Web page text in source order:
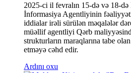
2025-ci il fevralın 15-də və 18-də
İnformasiya Agentliyinin
iddialar irəli sürülən məqalələr
müəllif agentliyi Qərb
strukturların maraqlarına tabe
etməyə cəhd edir.
Ardını oxu